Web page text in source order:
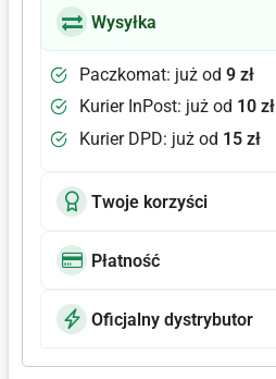
Wysyłka
Paczkomat: już od 9 zł
Kurier InPost: już od 10 zł
Kurier DPD: już od 15 zł
Twoje korzyści
Płatność
Oficjalny dystrybutor